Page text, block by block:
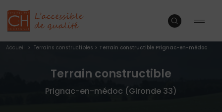
Accueil > Terrains constructibles > Terrain constructible Prignac-en-médoc
Terrain constructible
Prignac-en-médoc (Gironde 33)